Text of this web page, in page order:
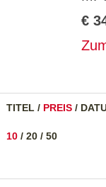
€
TITEL / PREIS /
10 / 20 / 50